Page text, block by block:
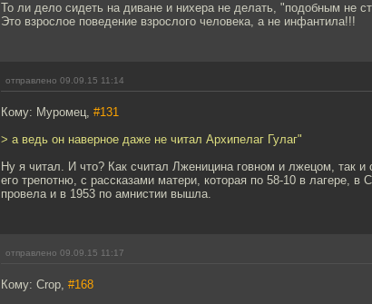
То ли дело сидеть на диване и нихера не делать, "подобным не
Это взрослое поведение взрослого человека, а не инфантила!!!
отправлено 09.09.15 11:14
Кому: Муромец, #131
> а ведь он наверное даже не читал Архипелаг Гулаг"
Ну я читал. И что? Как считал Лженицина говном и лжецом, так
его трепотню, с рассказами матери, которая по 58-10 в лагере, в
провела и в 1953 по амнистии вышла.
отправлено 09.09.15 11:17
Кому: Crop, #168